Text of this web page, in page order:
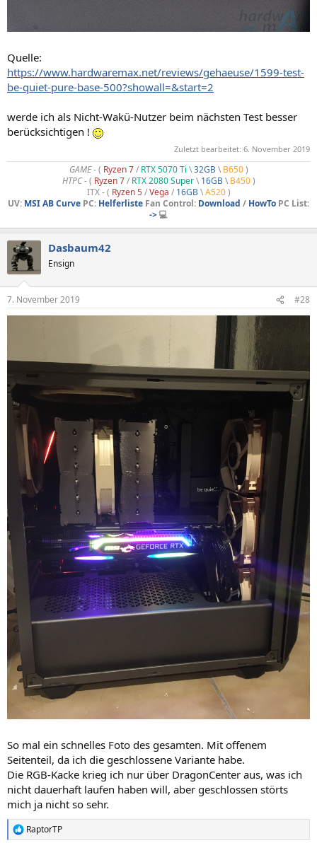
Quelle:
https://www.hardwaremax.net/reviews/gehaeuse/1599-test-
be-quiet-pure-base-500?showall=&start=2
werde ich als Nicht-Wakü-Nutzer beim nächsten Test besser
berücksichtigen !
Zuletzt bearbeitet: 6. November 2019
GAME- ( Ryzen 7/ RTX 5070 Ti \32GB\ B650)
HTPC -( Ryzen 7/ RTX 2080 Super\ 16GB\ B450)
ITX - ( Ryzen 5/Vega / 16GB\A520)
UV: MSI AB Curve PC: Helferliste Fan Control: Download / HowTo PC List:
->💻
Dasbaum42
Ensign
7. November 2019 #28
So mal ein schnelles Foto des gesamten. Mit offenem
Seitenteil, da ich die geschlossene Variante habe.
Die RGB-Kacke krieg ich nur über DragonCenter aus, was ich
nicht dauerhaft laufen haben will, aber geschlossen störts
mich ja nicht so sehr.
R
RaptorTP